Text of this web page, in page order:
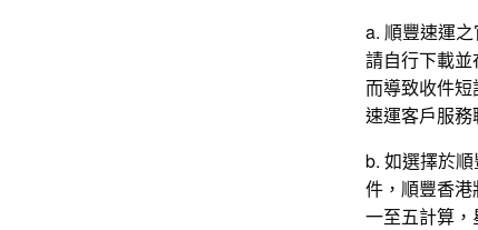
a. 順豐速運
請自行下載
而導致收件
速運客戶服務
b. 如選擇於
件，順豐香
一至五計算